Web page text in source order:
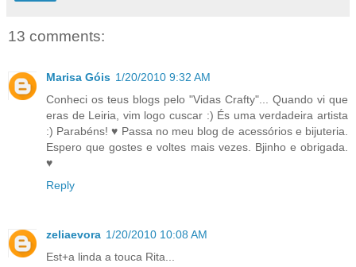
13 comments:
Marisa Góis 1/20/2010 9:32 AM
Conheci os teus blogs pelo "Vidas Crafty"... Quando vi que
eras de Leiria, vim logo cuscar :) És uma verdadeira artista
:) Parabéns! ♥ Passa no meu blog de acessórios e bijuteria.
Espero que gostes e voltes mais vezes. Bjinho e obrigada.
♥
Reply
zeliaevora 1/20/2010 10:08 AM
Est+a linda a touca Rita...